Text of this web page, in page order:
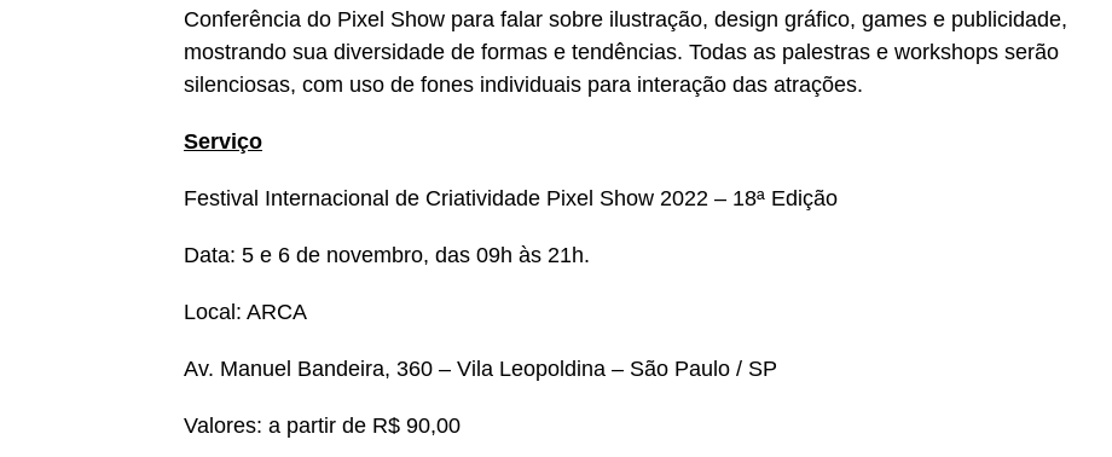
Conferência do Pixel Show para falar sobre ilustração, design gráfico, games e publicidade,
mostrando sua diversidade de formas e tendências. Todas as palestras e workshops serão
silenciosas, com uso de fones individuais para interação das atrações.
Serviço
Festival Internacional de Criatividade Pixel Show 2022 – 18ª Edição
Data: 5 e 6 de novembro, das 09h às 21h.
Local: ARCA
Av. Manuel Bandeira, 360 – Vila Leopoldina – São Paulo / SP
Valores: a partir de R$ 90,00